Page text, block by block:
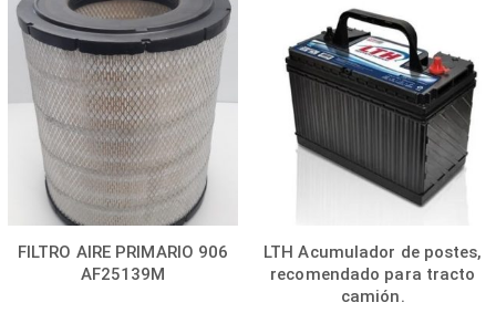
FILTRO AIRE PRIMARIO 906
AF25139M
LTH Acumulador de postes,
recomendado para tracto
camión.